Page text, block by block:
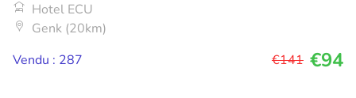
Hotel ECU
Genk (20km)
Vendu : 287
€141 €94